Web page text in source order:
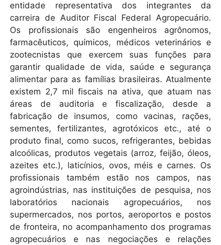
entidade representativa dos integrantes da
carreira de Auditor Fiscal Federal Agropecuário.
Os profissionais são engenheiros agrônomos,
farmacêuticos, químicos, médicos veterinários e
zootecnistas que exercem suas funções para
garantir qualidade de vida, saúde e segurança
alimentar para as famílias brasileiras. Atualmente
existem 2,7 mil fiscais na ativa, que atuam nas
áreas de auditoria e fiscalização, desde a
fabricação de insumos, como vacinas, rações,
sementes, fertilizantes, agrotóxicos etc., até o
produto final, como sucos, refrigerantes, bebidas
alcoólicas, produtos vegetais (arroz, feijão, óleos,
azeites etc.), laticínios, ovos, méis e carnes. Os
profissionais também estão nos campos, nas
agroindústrias, nas instituições de pesquisa, nos
laboratórios nacionais agropecuários, nos
supermercados, nos portos, aeroportos e postos
de fronteira, no acompanhamento dos programas
agropecuários e nas negociações e relações